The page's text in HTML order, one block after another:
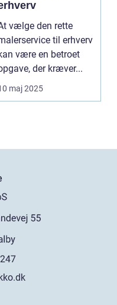
vælge den rette
til erhverv
være en betroet
der kræver...
maj 2025